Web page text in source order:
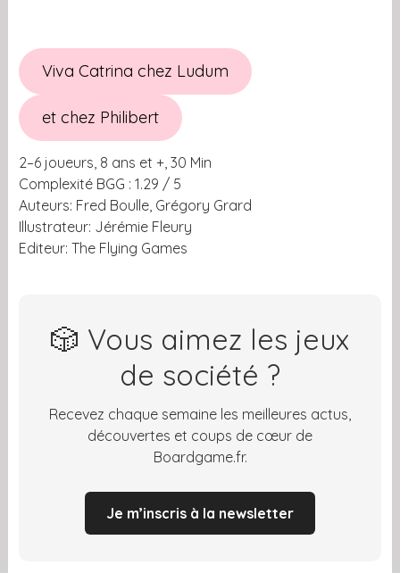
Viva Catrina chez Ludum
et chez Philibert
2–6 joueurs, 8 ans et +, 30 Min
Complexité BGG : 1.29 / 5
Auteurs: Fred Boulle, Grégory Grard
Illustrateur: Jérémie Fleury
Editeur: The Flying Games
🎲 Vous aimez les jeux
de société ?
Recevez chaque semaine les meilleures actus,
découvertes et coups de cœur de
Boardgame.fr.
Je m’inscris à la newsletter